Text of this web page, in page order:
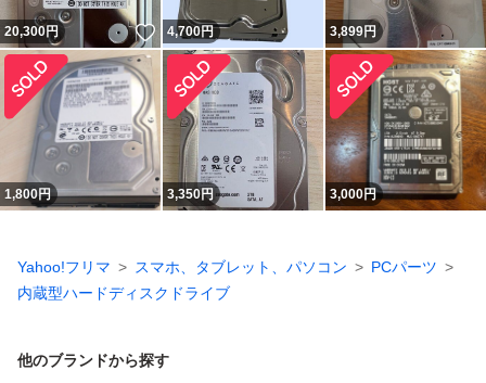
20,300円 いいね！
4,700円 3,899円
1,800円 3,350円 3,000円
Yahoo!フリマ スマホ、タブレット、パソコン
PCパーツ
内蔵型ハードディスクドライブ
他のブランドから探す